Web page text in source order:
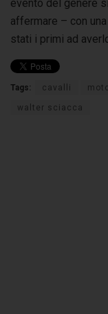
evento del genere
affermare – con
stati i primi ad
Tags: cavalli
walter sciacca